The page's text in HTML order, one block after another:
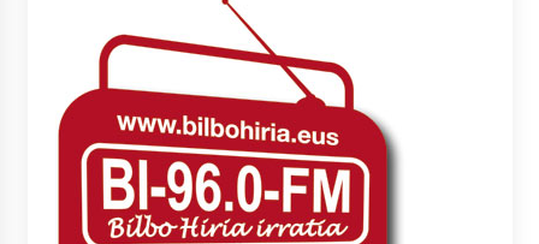
Uribitarte40 aretoan
2026/07/03
SOINUGELA: Paul McCartney eta Ringo Starr-en
lan berriak
2026/07/03
MUSIBLA #297: Bide, Boards Of Canada, Somak,
Tiga, Twisted Teens, Underscores, Habia